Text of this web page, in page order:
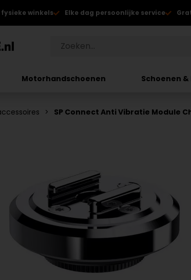
fysieke winkels Elke dag persoonlijke service
Motorhandschoenen Schoenen
SP Connect Anti Vibratie Module